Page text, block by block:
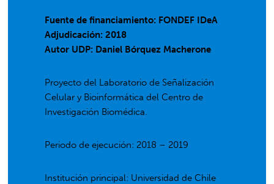
Fuente de financiamiento: FONDEF IDeA
Adjudicación: 2018
Autor UDP: Daniel Bórquez Macherone
Proyecto del Laboratorio de Señalización
Celular y Bioinformática del Centro de
Investigación Biomédica.
Periodo de ejecución: 2018 – 2019
Institución principal: Universidad de Chile